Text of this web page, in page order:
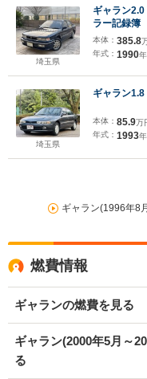
埼玉県
ギャラン
ラー記録簿
本体： 385.8
年式： 1990年
埼玉県
ギャラン
本体： 85.9万
年式： 1993年
ギャラン(1996年8
燃費情報
ギャランの燃費を見る
ギャラン(2000年5月～
る